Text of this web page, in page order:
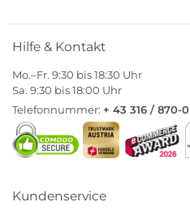
Hilfe & Kontakt
Mo.–Fr. 9:30 bis 18:30 Uhr
Sa. 9:30 bis 18:00 Uhr
Telefonnummer: + 43 316 / 870-0
Kundenservice